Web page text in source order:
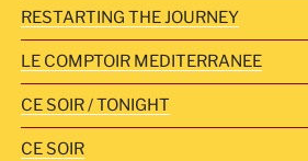
RESTARTING THE JOURNEY
LE COMPTOIR MEDITERRANEE
CE SOIR / TONIGHT
CE SOIR